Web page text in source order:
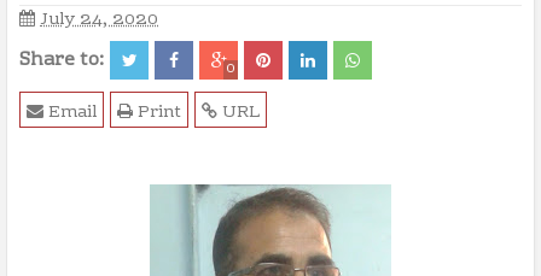
July 24, 2020
Share to: 0
URL
Print
Email